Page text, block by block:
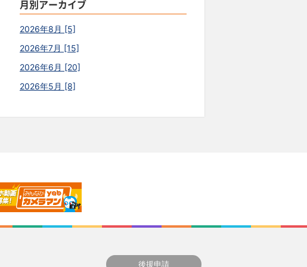
月別アーカイブ
2026年8月 [5]
2026年7月 [15]
2026年6月 [20]
2026年5月 [8]
後援申請